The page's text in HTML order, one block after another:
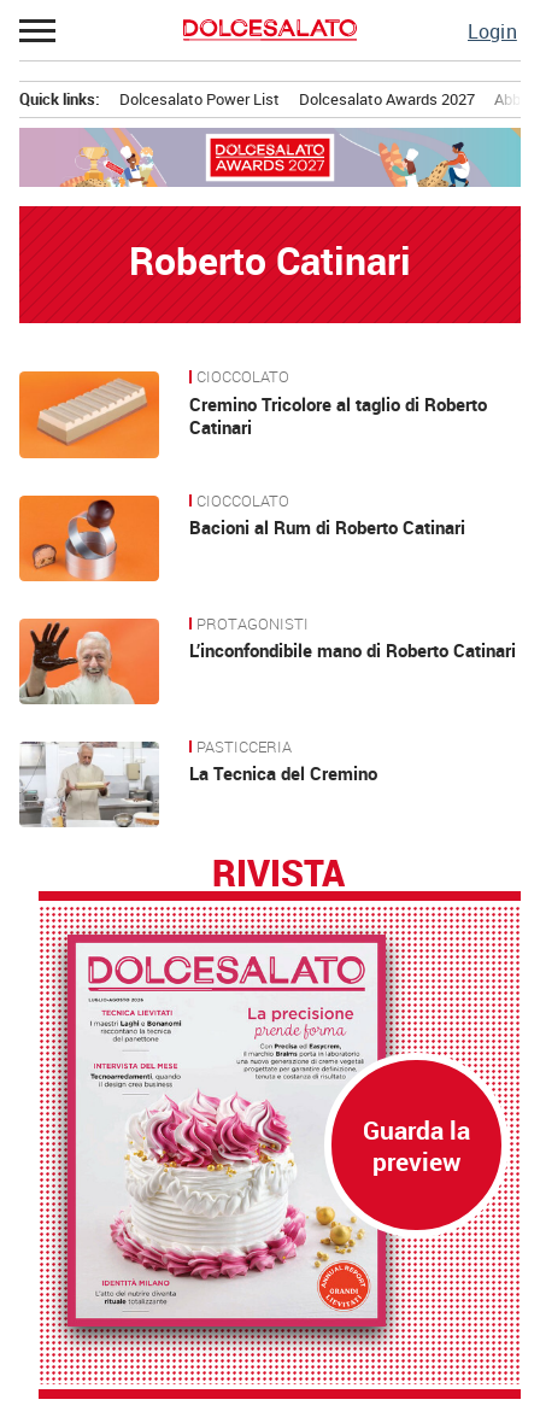
Passa
al
Login
principale
Quick links: Dolcesalato Power List Dolcesalato Awards 2027
Roberto Catinari
News CIOCCOLATO
Cremino Tricolore al taglio di Roberto
Catinari
CIOCCOLATO
Bacioni al Rum di Roberto Catinari
PROTAGONISTI
L’inconfondibile mano di Roberto Catinari
PASTICCERIA
La Tecnica del Cremino
RIVISTA